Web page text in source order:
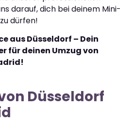
darauf, dich bei deinem Mini-
dürfen!
aus Düsseldorf – Dein
für deinen Umzug von
Düsseldorf